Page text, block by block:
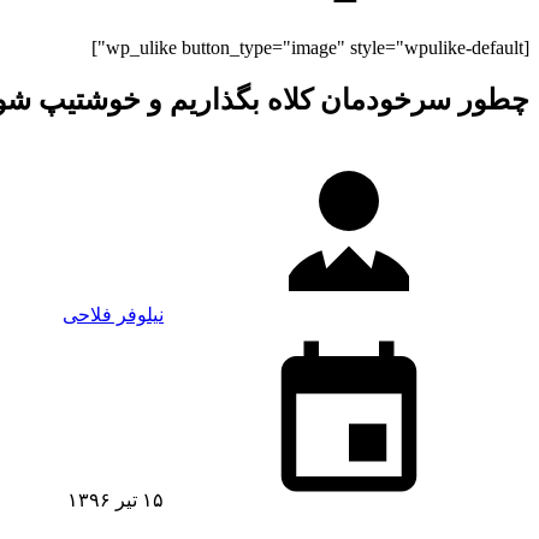
[wp_ulike button_type="image" style="wpulike-default"]
چطور سرخودمان کلاه بگذاریم و خوشتیپ
نیلوفر فلاحی
۱۵ تیر ۱۳۹۶